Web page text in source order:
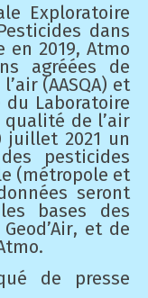
Exploratoire
dans
en 2019, Atmo
agréées de
(AASQA) et
Laboratoire
de l’air
juillet 2021 un
pesticides
(métropole et
seront
les bases des
’Air, et de
.
de presse